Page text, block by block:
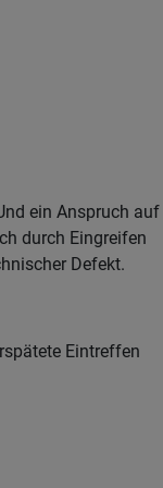
ein Anspruch auf
durch Eingreifen
Defekt.
Eintreffen